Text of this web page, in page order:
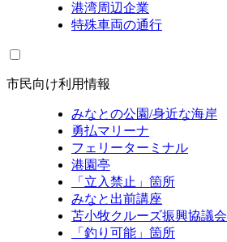
港湾周辺企業
特殊車両の通行
市民向け利用情報
みなとの公園/身近な海岸
勇払マリーナ
フェリーターミナル
港園亭
「立入禁止」箇所
みなと出前講座
苫小牧クルーズ振興協議会
「釣り可能」箇所